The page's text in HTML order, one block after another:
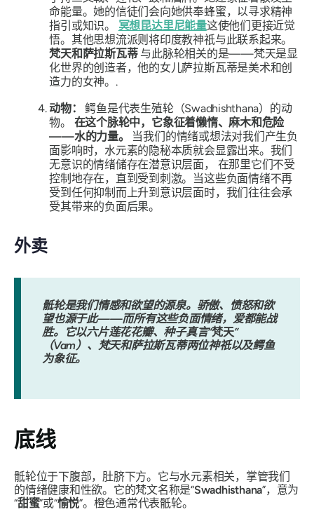
命能量。她的信徒们会向她供奉蜂蜜，以寻求精神
指引或知识。 冥想昆达里尼能量这使他们更接近觉
悟。其他思想流派则将印度教神祇与此联系起来。
梵天和萨拉斯瓦蒂与此脉轮相关的是——梵天是显
化世界的创造者，他的女儿萨拉斯瓦蒂是美术和创
造力的女神。.
动物：鳄鱼是代表生殖轮（Swadhishthana）的动
物。 在这个脉轮中，它象征着懒惰、麻木和危险
——水的力量。
当我们的情绪或想法对我们产生负
面影响时，水元素的隐秘本质就会显露出来。我们
无意识的情绪储存在潜意识层面，
在那里它们不受
控制地存在，直到受到刺激。当这些负面情绪不再
受到任何抑制而上升到意识层面时，我们往往会承
受其带来的负面后果。
外卖
骶轮是我们情感和欲望的源泉。骄傲、愤怒和欲
望也源于此——而所有这些负面情绪，爱都能战
胜。它以六片莲花花瓣、种子真言“梵天”
（Vam）、梵天和萨拉斯瓦蒂两位神祇以及鳄鱼
为象征。
底线
骶轮位于下腹部，肚脐下方。它与水元素相关，掌管我们
的情绪健康和性欲。它的梵文名称是“Swadhisthana”，意为
“甜蜜”或“愉悦”。橙色通常代表骶轮。